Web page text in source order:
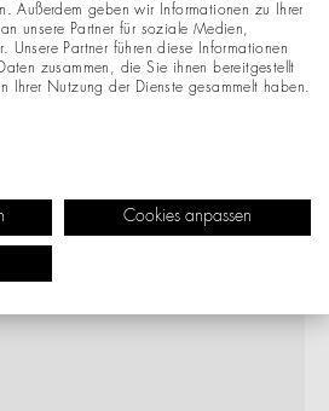
Außerdem geben wir Informationen zu Ihrer
unsere Partner für soziale Medien,
Unsere Partner führen diese Informationen
zusammen, die Sie ihnen bereitgestellt
Ihrer Nutzung der Dienste gesammelt haben.
Cookies anpassen